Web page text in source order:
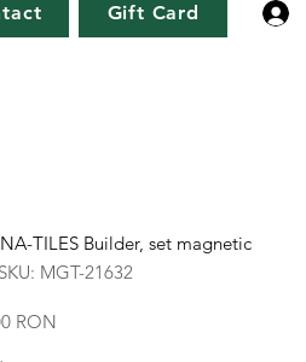
Gift Card
TILES Builder, set magnetic
MGT-21632
RON